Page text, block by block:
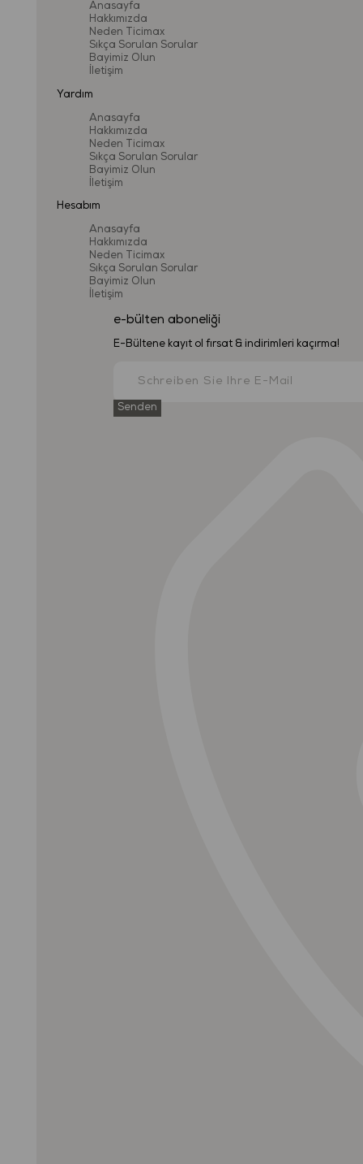
Anasayfa
Hakkımızda
Neden Ticimax
Sıkça Sorulan Sorular
Bayimiz Olun
İletişim
Yardım
Anasayfa
Hakkımızda
Neden Ticimax
Sıkça Sorulan Sorular
Bayimiz Olun
İletişim
Hesabım
Anasayfa
Hakkımızda
Neden Ticimax
Sıkça Sorulan Sorular
Bayimiz Olun
İletişim
e-bülten aboneliği
E-Bültene kayıt ol fırsat & indirimleri kaçırma!
Senden